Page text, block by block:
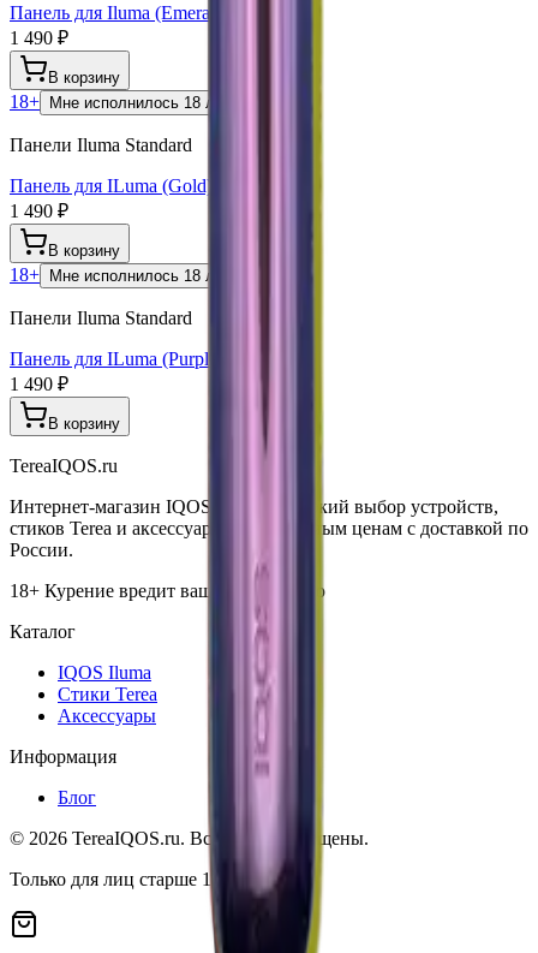
Панель для Iluma (Emerald)
1 490 ₽
В корзину
18+ Мне исполнилось 18 лет
Панели Iluma Standard
Панель для ILuma (Gold)
1 490 ₽
В корзину
18+ Мне исполнилось 18 лет
Панели Iluma Standard
Панель для ILuma (Purple)
1 490 ₽
В корзину
TereaIQOS.ru
Интернет-магазин IQOS Iluma. Широкий выбор устройств,
стиков Terea и аксессуаров по выгодным ценам с доставкой по
России.
18+ Курение вредит вашему здоровью
Каталог
IQOS Iluma
Стики Terea
Аксессуары
Информация
Блог
© 2026 TereaIQOS.ru. Все права защищены.
Только для лиц старше 18 лет